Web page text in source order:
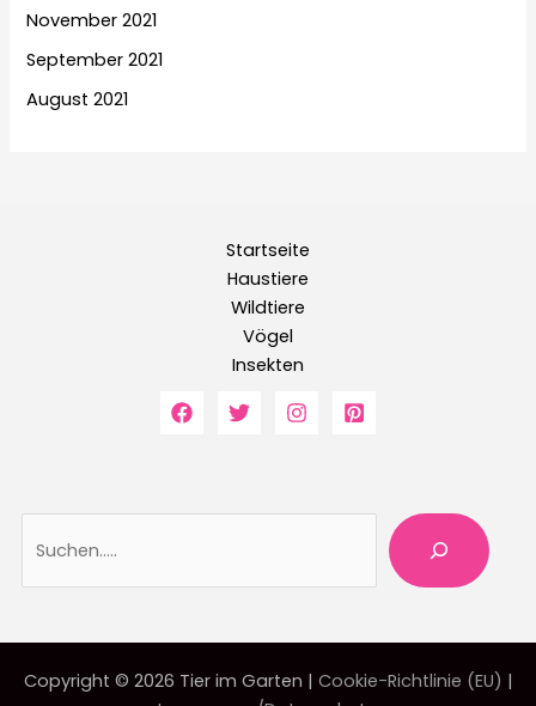
November 2021
September 2021
August 2021
Startseite
Haustiere
Wildtiere
Vögel
Insekten
Copyright © 2026 Tier im Garten | Cookie-Richtlinie (EU) |